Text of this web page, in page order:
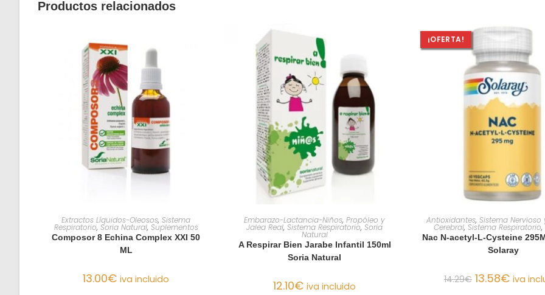
Productos relacionados
AÑADIR AL CARRITO
Extractos Líquidos-Oleosos, Sistema
Respiratorio, Soria Natural, Suplementos
Composor 8 Echina Complex XXI 50
ML
13.00€ iva incluido
AÑADIR AL CARRITO
Embarazo-Lactancia-Niños, Propóleo y
Jalea Real, Sistema Respiratorio, Soria
Natural
A Respirar Bien Jarabe Infantil 150ml
Soria Natural
12.10€ iva incluido
¡OFERTA!
AÑADIR AL CARRITO
Antioxidantes, Sistema Nervioso
Cerebral, Sistema Respiratorio,
Nac N-acetyl-L-Cysteine
Solaray
14.29€ 13.58€ iva